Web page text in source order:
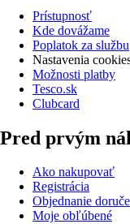
Prístupnosť
Kde dovážame
Poplatok za službu
Nastavenia
Možnosti platby
Tesco.sk
Clubcard
Pred prvým
Ako nakupovať
Registrácia
Objednanie
Moje obľúbené